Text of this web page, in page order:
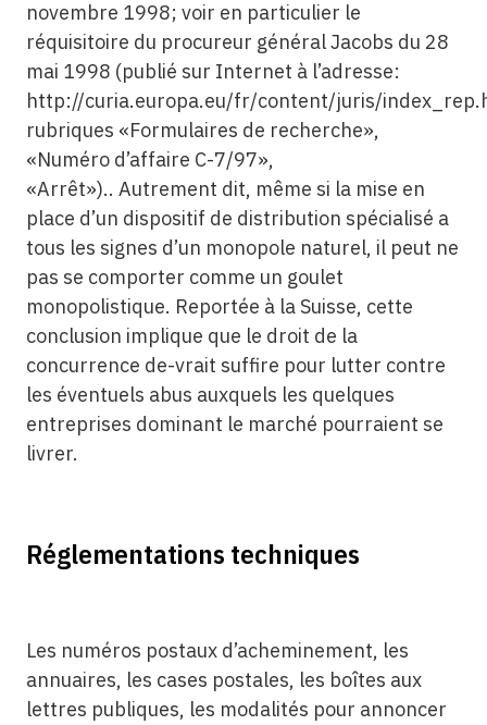
novembre 1998; voir en particulier le
réquisitoire du procureur général Jacobs du 28
mai 1998 (publié sur Internet à l’adresse:
http://curia.europa.eu/fr/content/juris/
rubriques «Formulaires de recherche»,
«Numéro d’affaire C-7/97»,
«Arrêt»).. Autrement dit, même si la mise en
place d’un dispositif de distribution spécialisé a
tous les signes d’un monopole naturel, il peut ne
pas se comporter comme un goulet
monopolistique. Reportée à la Suisse, cette
conclusion implique que le droit de la
concurrence de-vrait suffire pour lutter contre
les éventuels abus auxquels les quelques
entreprises dominant le marché pourraient se
livrer.
Réglementations techniques
Les numéros postaux d’acheminement, les
annuaires, les cases postales, les boîtes aux
lettres publiques, les modalités pour annoncer